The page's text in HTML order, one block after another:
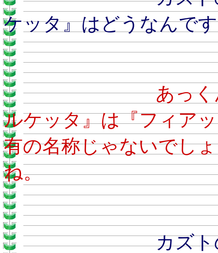
ケッタ』はどうなんで
あ
ルケッタ』は『フィア
有の名称じゃないでし
ね。
カズトのおと